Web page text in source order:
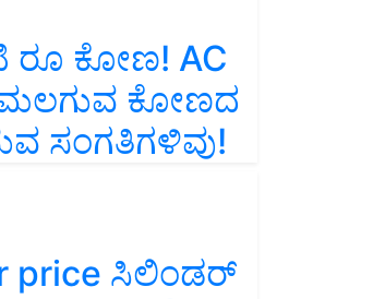
ರೂ ಕೋಣ! AC
ಕೋಣದ
ಸಂಗತಿಗಳಿವು!
price ಸಿಲಿಂಡರ್‌